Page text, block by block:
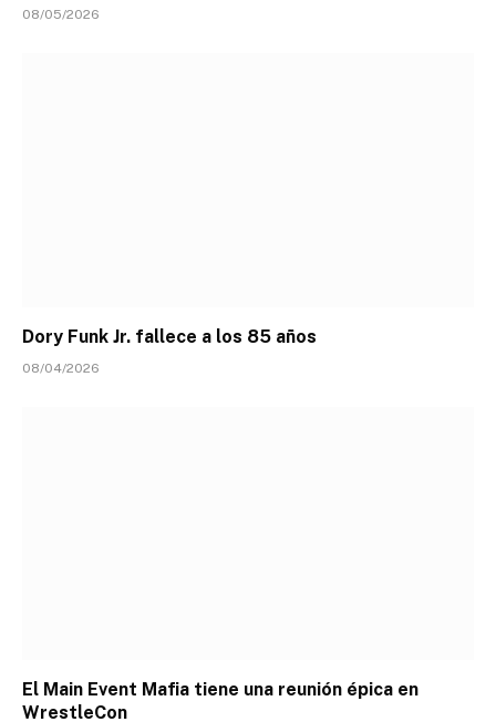
08/05/2026
Dory Funk Jr. fallece a los 85 años
08/04/2026
El Main Event Mafia tiene una reunión épica en
WrestleCon